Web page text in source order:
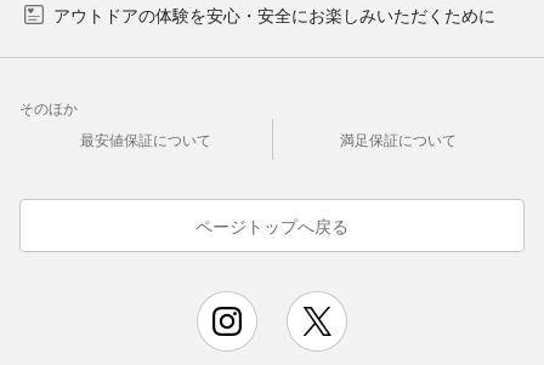
アウトドアの体験を安心・安全にお楽しみいただくために
そのほか
最安値保証について
満足保証について
ページトップへ戻る